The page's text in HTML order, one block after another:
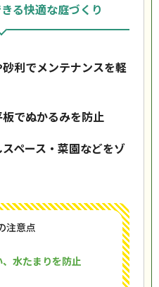
る快適な庭づくり
利でメンテナンスを軽
でぬかるみを防止
ペース・菜園などをゾ
注意点
水たまりを防止